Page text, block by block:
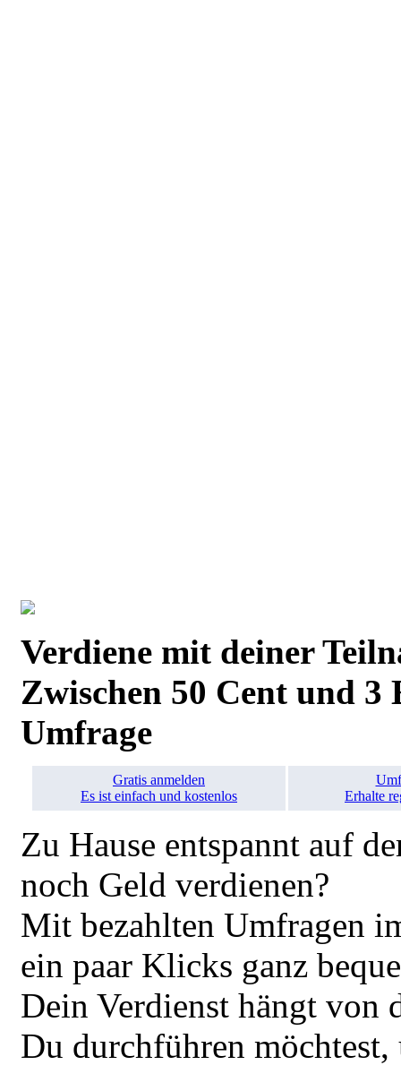
Verdiene mit deiner
Zwischen 50 Cent und 3
Umfrage
Gratis anmelden
Es ist einfach und kostenlos
Erhalte
Zu Hause entspannt auf
noch Geld verdienen?
Mit bezahlten Umfragen
ein paar Klicks ganz
Dein Verdienst hängt von
Du durchführen